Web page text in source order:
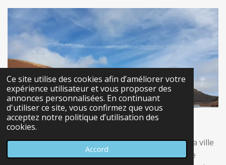
Ce site utilise des cookies afin d’améliorer votre
expérience utilisateur et vous proposer des
annonces personnalisées. En continuant
d'utiliser ce site, vous confirmez que vous
acceptez notre politique d’utilisation des
cookies.
Accord
📍El Lago Verde
El Lago Verde est un lac de cratère situé près de la ville
d'El Golfo. Ce lac est célèbre pour sa couleur verte